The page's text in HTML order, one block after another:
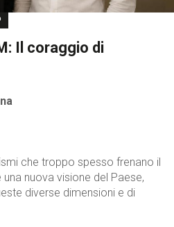
Il coraggio di
che troppo spesso frenano il
nuova visione del Paese,
diverse dimensioni e di